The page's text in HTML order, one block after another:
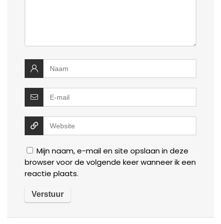
Mijn naam, e-mail en site opslaan in deze
browser voor de volgende keer wanneer ik een
reactie plaats.